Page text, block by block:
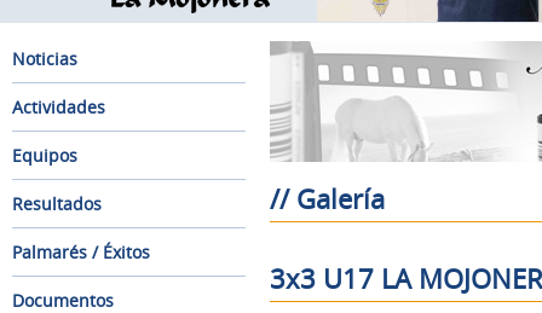
Noticias
Actividades
Equipos
Resultados
Palmarés / Éxitos
Documentos
// Galería
3x3 U17 LA